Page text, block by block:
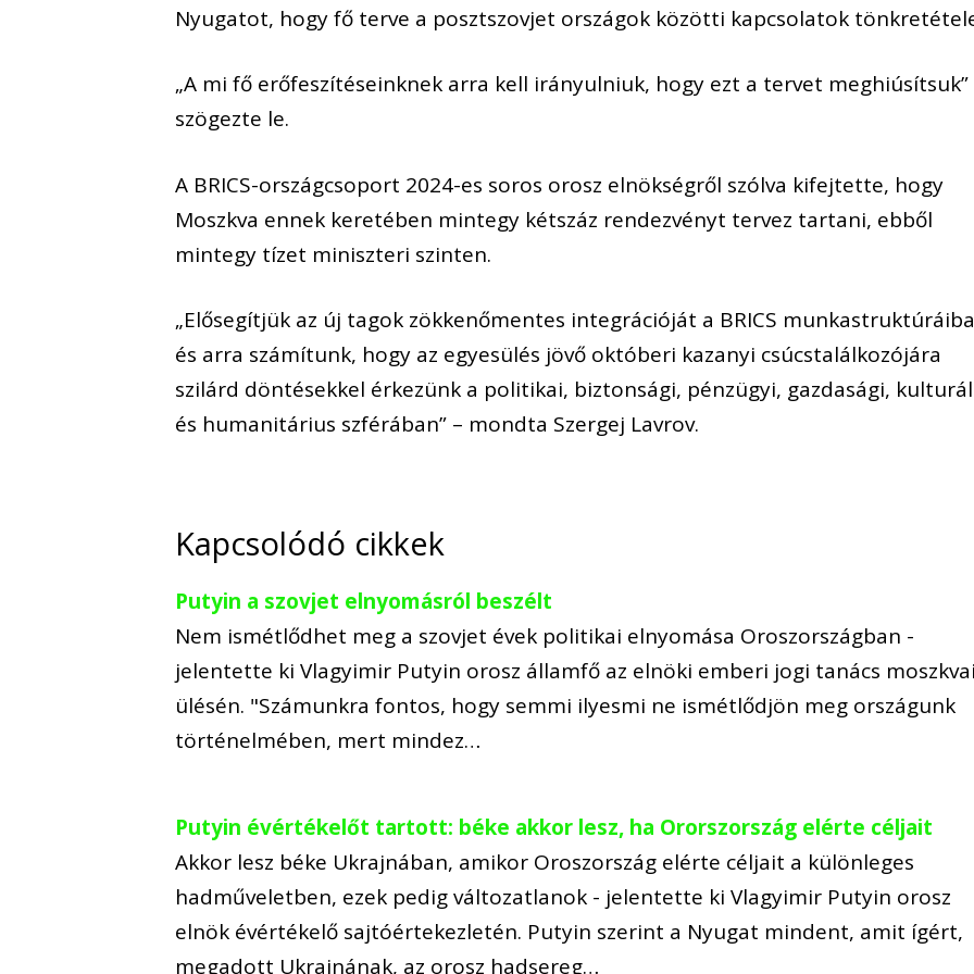
Nyugatot, hogy fő terve a posztszovjet országok közötti kapcsolatok
„A mi fő erőfeszítéseinknek arra kell irányulniuk, hogy ezt a tervet meghiúsítsuk”
szögezte le.
A BRICS-országcsoport 2024-es soros orosz elnökségről szólva kifejtette, hogy
Moszkva ennek keretében mintegy kétszáz rendezvényt tervez tartani, ebből
mintegy tízet miniszteri szinten.
„Elősegítjük az új tagok zökkenőmentes integrációját a BRICS
és arra számítunk, hogy az egyesülés jövő októberi kazanyi csúcstalálkozójára
szilárd döntésekkel érkezünk a politikai, biztonsági, pénzügyi, gazdasági,
és humanitárius szférában” – mondta Szergej Lavrov.
Kapcsolódó cikkek
Putyin a szovjet elnyomásról beszélt
Nem ismétlődhet meg a szovjet évek politikai elnyomása Oroszországban -
jelentette ki Vlagyimir Putyin orosz államfő az elnöki emberi jogi tanács moszkvai
ülésén. "Számunkra fontos, hogy semmi ilyesmi ne ismétlődjön meg országunk
történelmében, mert mindez…
Putyin évértékelőt tartott: béke akkor lesz, ha Ororszország elérte céljait
Akkor lesz béke Ukrajnában, amikor Oroszország elérte céljait a különleges
hadműveletben, ezek pedig változatlanok - jelentette ki Vlagyimir Putyin orosz
elnök évértékelő sajtóértekezletén. Putyin szerint a Nyugat mindent, amit ígért,
megadott Ukrajnának, az orosz hadsereg…